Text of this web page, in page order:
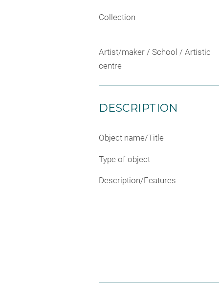
Collection
Artist/maker / School / Artistic
centre
DESCRIPTION
Object name/Title
Type of object
Description/Features